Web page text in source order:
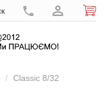
Classic 8/32